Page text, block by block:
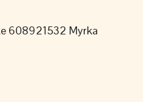
608921532 Myrka